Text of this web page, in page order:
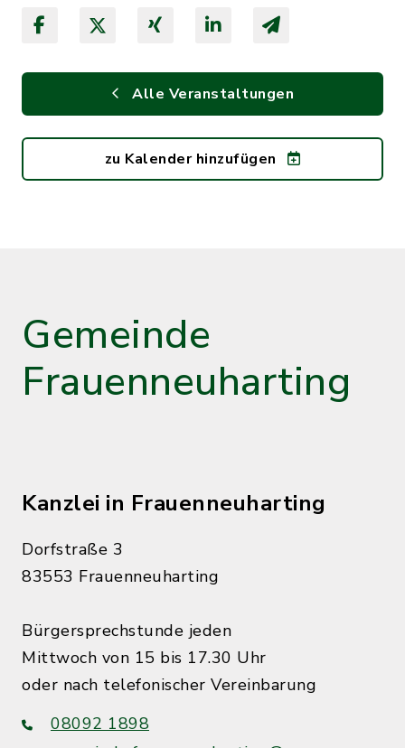
Alle Veranstaltungen
zu Kalender hinzufügen
Gemeinde
Frauenneuharting
Kanzlei in Frauenneuharting
Dorfstraße 3
83553 Frauenneuharting
Bürgersprechstunde jeden
Mittwoch von 15 bis 17.30 Uhr
oder nach telefonischer Vereinbarung
08092 1898